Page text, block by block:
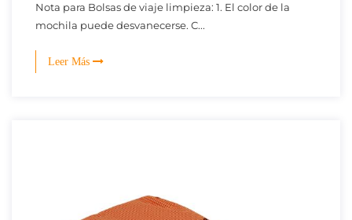
Nota para Bolsas de viaje limpieza: 1. El color de la
mochila puede desvanecerse. C...
Leer Más